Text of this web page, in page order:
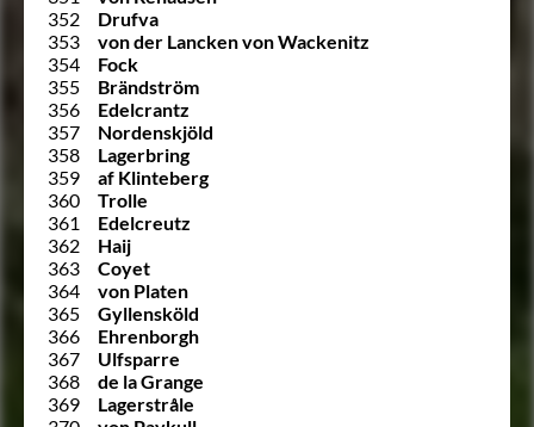
352
Drufva
353
von der Lancken von Wackenitz
354
Fock
355
Brändström
356
Edelcrantz
357
Nordenskjöld
358
Lagerbring
359
af Klinteberg
360
Trolle
361
Edelcreutz
362
Haij
363
Coyet
364
von Platen
365
Gyllensköld
366
Ehrenborgh
367
Ulfsparre
368
de la Grange
369
Lagerstråle